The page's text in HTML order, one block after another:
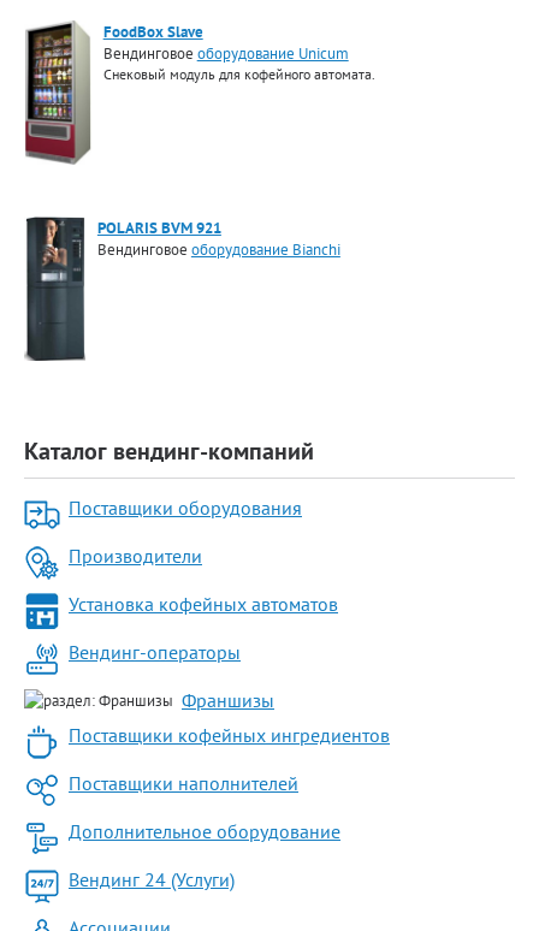
FoodBox Slave
Вендинговое оборудование Unicum
Снековый модуль для кофейного автомата.
POLARIS BVM 921
Вендинговое оборудование Bianchi
Каталог вендинг-компаний
Поставщики оборудования
Производители
Установка кофейных автоматов
Вендинг-операторы
Франшизы
Поставщики кофейных ингредиентов
Поставщики наполнителей
Дополнительное оборудование
Вендинг 24 (Услуги)